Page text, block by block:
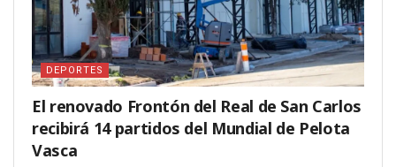
DEPORTES
El renovado Frontón del Real de San Carlos
recibirá 14 partidos del Mundial de Pelota
Vasca